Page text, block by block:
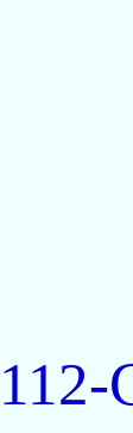
112-